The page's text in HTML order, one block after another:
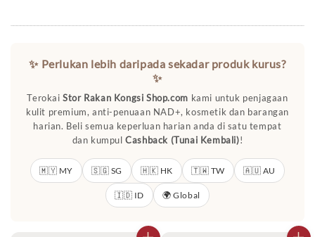
✨ Perlukan lebih daripada sekadar produk kurus?
✨
TerokaiStor Rakan Kongsi Shop.com kami untuk penjagaan
kulit premium, anti-penuaan NAD+, kosmetik dan barangan
harian. Beli semua keperluan harian anda di satu tempat
dan kumpulCashback (Tunai Kembali)!
🇲🇾 MY 🇸🇬 SG 🇭🇰 HK 🇹🇼 TW 🇦🇺 AU
🇮🇩 ID 🌍 Global